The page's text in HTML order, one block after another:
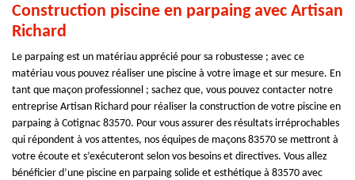
Construction piscine en parpaing avec Artisan
Richard
Le parpaing est un matériau apprécié pour sa robustesse ; avec ce
matériau vous pouvez réaliser une piscine à votre image et sur mesure. En
tant que maçon professionnel ; sachez que, vous pouvez contacter notre
entreprise Artisan Richard pour réaliser la construction de votre piscine en
parpaing à Cotignac 83570. Pour vous assurer des résultats irréprochables
qui répondent à vos attentes, nos équipes de maçons 83570 se mettront à
votre écoute et s’exécuteront selon vos besoins et directives. Vous allez
bénéficier d’une piscine en parpaing solide et esthétique à 83570 avec